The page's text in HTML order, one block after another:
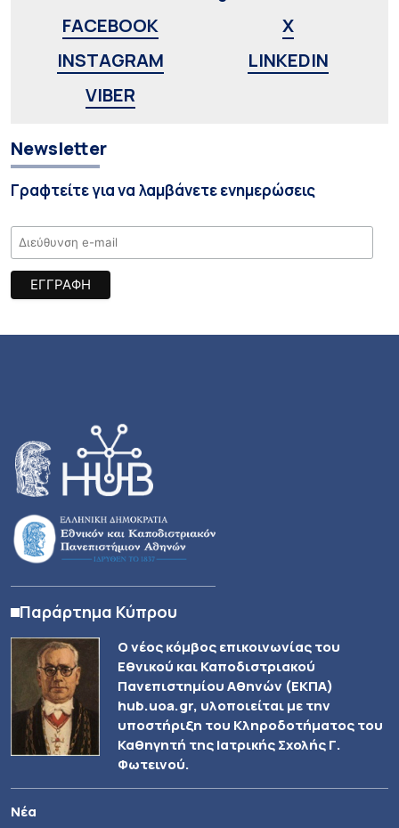
FACEBOOK
X
INSTAGRAM
LINKEDIN
VIBER
Newsletter
Γραφτείτε για να λαμβάνετε ενημερώσεις
Παράρτημα Κύπρου
Ο νέος κόμβος επικοινωνίας του
Εθνικού και Καποδιστριακού
Πανεπιστημίου Αθηνών (ΕΚΠΑ)
hub.uoa.gr, υλοποιείται με την
υποστήριξη του Κληροδοτήματος του
Καθηγητή της Ιατρικής Σχολής Γ.
Φωτεινού.
Νέα